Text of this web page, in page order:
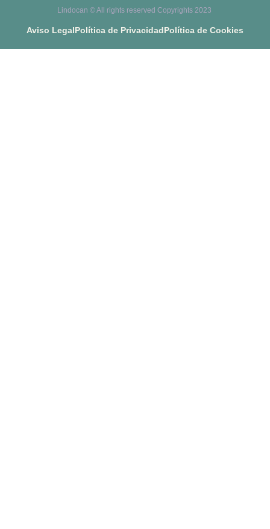
Lindocan © All rights reserved Copyrights 2023
Aviso LegalPolítica de PrivacidadPolítica de Cookies